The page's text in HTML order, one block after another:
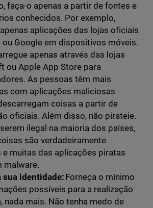
faça-o apenas a partir de fontes e
conhecidos. Por exemplo,
aplicações das lojas oficiais
ou Google em dispositivos móveis.
apenas através das lojas
ou Apple App Store para
As pessoas têm mais
com aplicações maliciosas
coisas a partir de
oficiais. Além disso, não pirateie.
ilegal na maioria dos países,
são verdadeiramente
e muitas das aplicações piratas
malware.
sua identidade: Forneça o mínimo
possíveis para a realização
nada mais. Não tenha medo de